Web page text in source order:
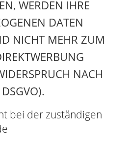
WERDEN IHRE
DATEN
NICHT MEHR ZUM
NACH
bei der zuständigen